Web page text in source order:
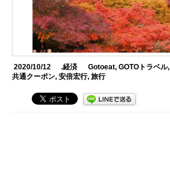
2020/10/12 .経済 Gotoeat, GOTOトラベル,
共通クーポン,安倍宏行,旅行